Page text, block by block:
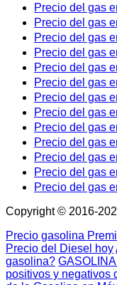
Precio del gas
Precio del gas
Precio del gas
Precio del gas
Precio del gas
Precio del gas
Precio del gas
Precio del gas
Precio del gas
Precio del gas
Precio del gas
Precio del gas
Precio del gas
Copyright © 2016-
Precio gasolina
Precio del Diesel hoy
gasolina?
positivos y negativos